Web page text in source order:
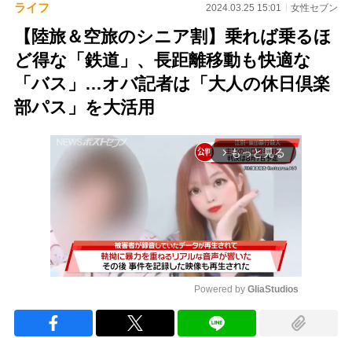
ライフ 2024.03.25 15:01 女性セブン
【陸旅＆空旅のシニア割】乗れば乗るほ
ど得な「鉄道」、長距離移動も快適な
「バス」…オバ記者は「大人の休日倶楽
部パス」を大活用
arrow_forward_ios もっと見る
Powered by GliaStudios